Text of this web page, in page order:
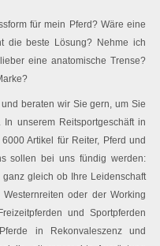
für mein Pferd? Wäre eine
die beste Lösung? Nehme ich
eine anatomische Trense?
beraten wir Sie gern, um Sie
unserem Reitsportgeschäft in
Artikel für Reiter, Pferd und
sollen bei uns fündig werden:
gleich ob Ihre Leidenschaft
oder der Working
und Sportpferden
in Rekonvaleszenz und